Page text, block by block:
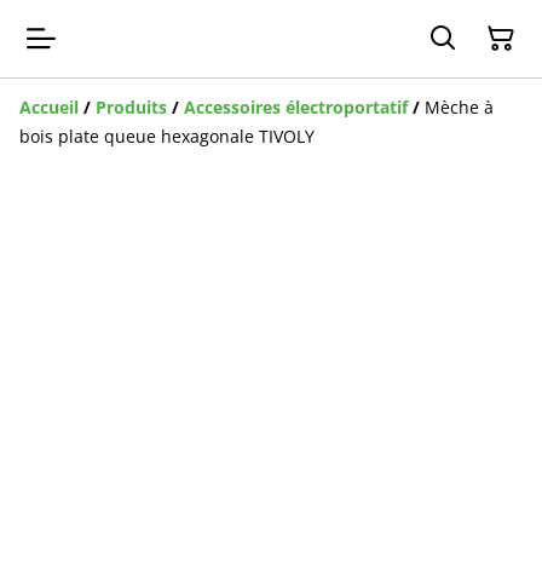
Accueil / Produits / Accessoires électroportatif / Mèche à
bois plate queue hexagonale TIVOLY